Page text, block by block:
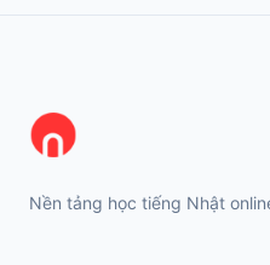
Nền tảng học tiếng Nhật